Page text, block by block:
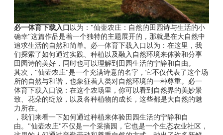
必一体育下载入口 以为："仙壶农庄：自然的田园诗与生活的小
确幸"这篇作品是着一个独特的主题展开的，那就是在大自然中
追求生活的自然和简单。必一体育下载入口以为：在这里，我
们探索了如何通过实践、种植以及融入自然环境来体验和分享
田园诗的美好，同时也可以理解到田园生活的宁静和自由。
其次，"仙壶农庄"是一个充满诗意的名字，它不仅代表了这个场
所的自然与和谐，也象征着人类对自然环境的一种尊重。必一
体育下载入口说：在这个农场里，你可以看到自然界的美妙景
致、花朵的绽放，以及各种植物的成长，这些都是大自然的魅
力所在。
，我们来看一下如何通过种植来体验田园生活的宁静和自
由。"仙壶农庄"不仅是一个采摘园，它也是一个生态农业社区，